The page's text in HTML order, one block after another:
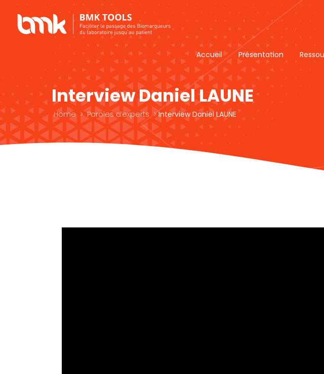
Accueil Présentation
Interview Daniel LAUNE
Home > Paroles d’experts >Interview Daniel LAUNE